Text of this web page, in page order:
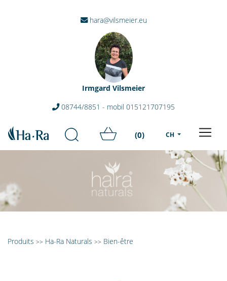
hara@vilsmeier.eu
Irmgard Vilsmeier
08744/8851 - mobil 015121707195
(0) CH
Produits >> Ha-Ra Naturals >> Bien-être